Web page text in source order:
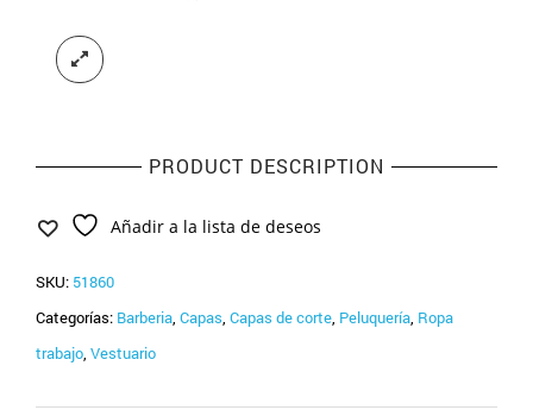
PRODUCT DESCRIPTION
Añadir a la lista de deseos
SKU: 51860
Categorías: Barberia, Capas, Capas de corte, Peluquería, Ropa
trabajo, Vestuario